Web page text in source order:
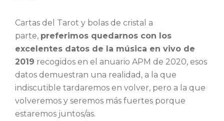
Cartas del Tarot y bolas de cristal a
parte, preferimos quedarnos con los
excelentes datos de la música en vivo de
2019 recogidos en el anuario APM de 2020, esos
datos demuestran una realidad, a la que
indiscutible tardaremos en volver, pero a la que
volveremos y seremos más fuertes porque
estaremos juntos/as.